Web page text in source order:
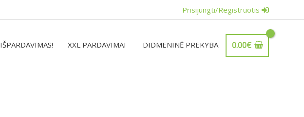
Prisijungti/Registruotis
IŠPARDAVIMAS! XXL PARDAVIMAI DIDMENINĖ PREKYBA 0.00€